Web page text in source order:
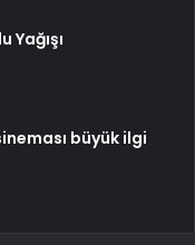
Yağışı
büyük ilgi